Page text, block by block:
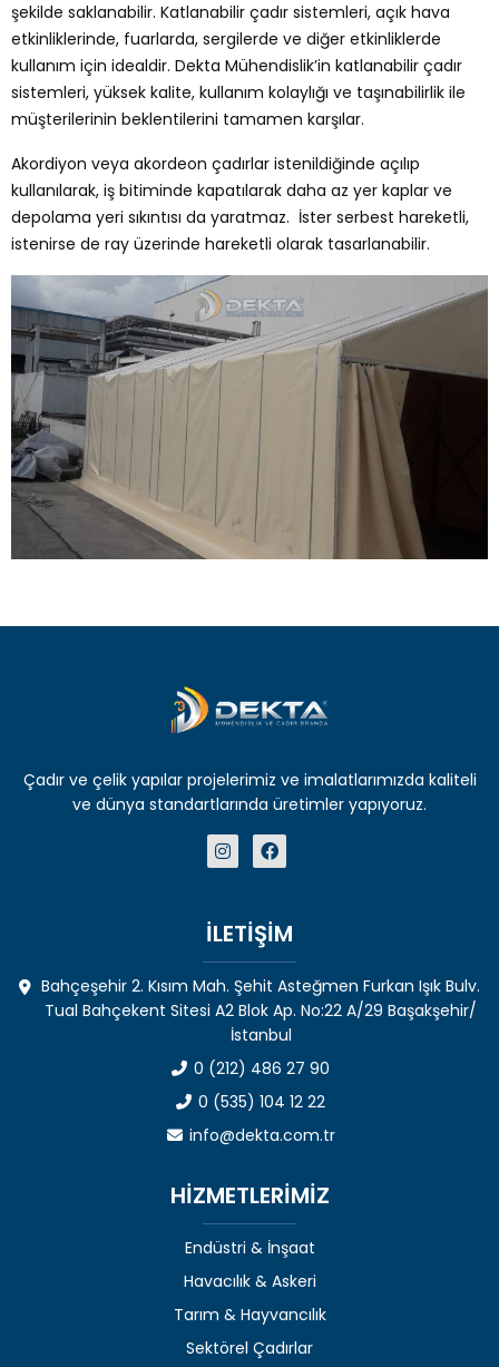
şekilde saklanabilir. Katlanabilir çadır sistemleri, açık hava
etkinliklerinde, fuarlarda, sergilerde ve diğer etkinliklerde
kullanım için idealdir. Dekta Mühendislik’in katlanabilir çadır
sistemleri, yüksek kalite, kullanım kolaylığı ve taşınabilirlik ile
müşterilerinin beklentilerini tamamen karşılar.
Akordiyon veya akordeon çadırlar istenildiğinde açılıp
kullanılarak, iş bitiminde kapatılarak daha az yer kaplar ve
depolama yeri sıkıntısı da yaratmaz. İster serbest hareketli,
istenirse de ray üzerinde hareketli olarak tasarlanabilir.
Çadır ve çelik yapılar projelerimiz ve imalatlarımızda kaliteli
ve dünya standartlarında üretimler yapıyoruz.
İLETİŞİM
Bahçeşehir 2. Kısım Mah. Şehit Asteğmen Furkan Işık Bulv.
Tual Bahçekent Sitesi A2 Blok Ap. No:22 A/29 Başakşehir/
İstanbul
0 (212) 486 27 90
0 (535) 104 12 22
info@dekta.com.tr
HİZMETLERİMİZ
Endüstri & İnşaat
Havacılık & Askeri
Tarım & Hayvancılık
Sektörel Çadırlar